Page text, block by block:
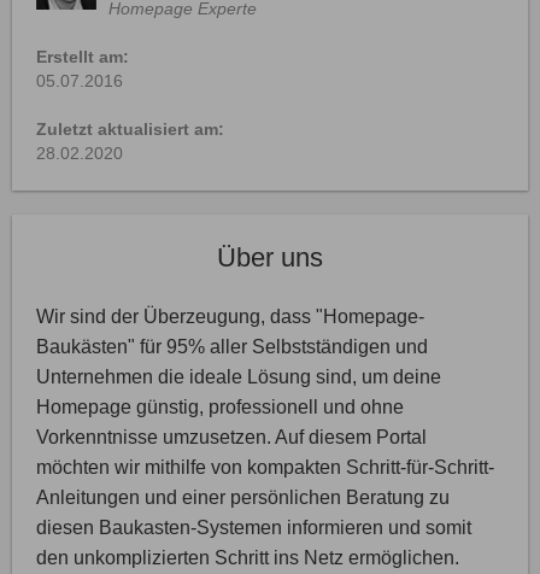
Homepage Experte
Erstellt am:
05.07.2016
Zuletzt aktualisiert am:
28.02.2020
Über uns
Wir sind der Überzeugung, dass "Homepage-
Baukästen" für 95% aller Selbstständigen und
Unternehmen die ideale Lösung sind, um deine
Homepage günstig, professionell und ohne
Vorkenntnisse umzusetzen. Auf diesem Portal
möchten wir mithilfe von kompakten Schritt-für-Schritt-
Anleitungen und einer persönlichen Beratung zu
diesen Baukasten-Systemen informieren und somit
den unkomplizierten Schritt ins Netz ermöglichen.